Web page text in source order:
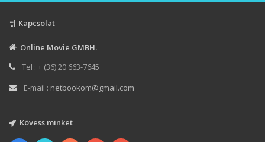
Kapcsolat
Online Movie GMBH.
Tel : + (36) 20 663-7645
E-mail : netbookom@gmail.com
Kövess minket